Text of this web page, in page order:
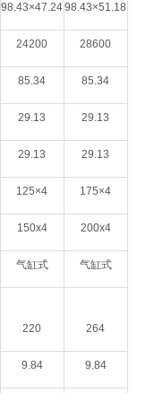
98.43×47.2498.43×51.18
24200 28600
85.34 85.34
29.13 29.13
29.13 29.13
125×4 175×4
150x4 200x4
气缸式 气缸式
220 264
9.84 9.84